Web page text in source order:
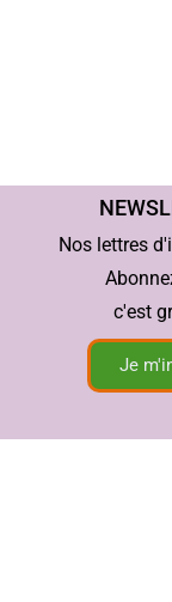
Nos lettres
c'est
Je